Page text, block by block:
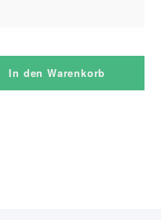
In den Warenkorb